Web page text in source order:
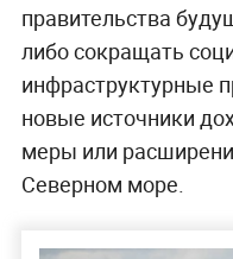
правительства
либо сокращать
инфраструктурные
новые источники
меры или
Северном море.